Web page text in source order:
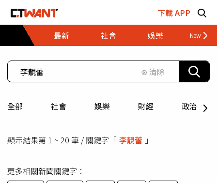
下載 APP
最新
社會 娛樂 財經
⊗ 清除
全部 社會 娛樂 財經 政治
顯示結果第 1 ~ 20 筆 / 關鍵字「 李靚蕾 」
更多相關新聞關鍵字：